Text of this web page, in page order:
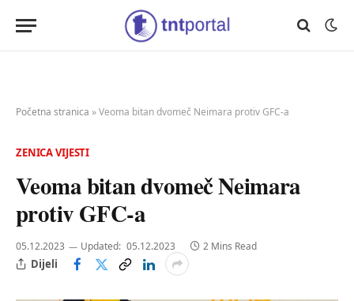
Početna stranica »Veoma bitan dvomeč Neimara protiv GFC-a
ZENICA VIJESTI
Veoma bitan dvomeč Neimara
protiv GFC-a
05.12.2023 Updated: 05.12.2023 2 Mins Read
Dijeli